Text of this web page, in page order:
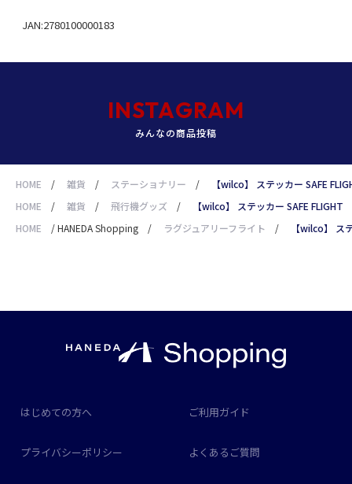
HOME / 雑貨 / ステーショナリー /
【wilco】 ステッカー SAFE
HOME
/ 雑貨 / 飛行機グッズ /
【wilco】 ステッカー SAFE FLIGHT
HOME
/HANEDA Shopping / ラグジュアリーフライト / 【wilco】 ス
JAN:2780100000183
INSTAGRAM
みんなの商品投稿
はじめての方へ ご利用ガイド
プライバシーポリシー よくあるご質問